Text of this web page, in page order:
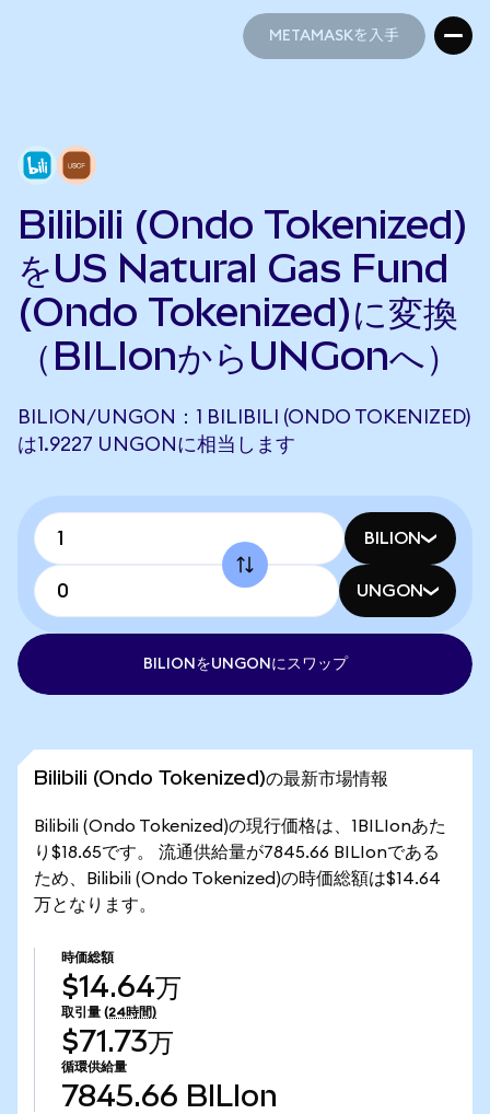
METAMASKを入手
Bilibili (Ondo Tokenized)
をUS Natural Gas Fund
(Ondo Tokenized)に変換
（BILIonからUNGonへ）
BILION/UNGON：1 BILIBILI (ONDO TOKENIZED)
は1.9227 UNGONに相当します
BILION
UNGON
BILIONをUNGONにスワップ
Bilibili (Ondo Tokenized)の最新市場情報
Bilibili (Ondo Tokenized)の現行価格は、1BILIonあた
り$18.65です。 流通供給量が7845.66 BILIonである
ため、Bilibili (Ondo Tokenized)の時価総額は$14.64
万となります。
時価総額
$14.64万
取引量 (24時間)
$71.73万
循環供給量
7845.66 BILIon